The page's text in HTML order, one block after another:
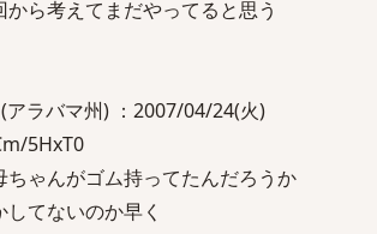
から考えてまだやってると思う
アラバマ州) ：2007/04/24(火)
5HxT0
ちゃんがゴム持ってたんだろうか
てないのか早く